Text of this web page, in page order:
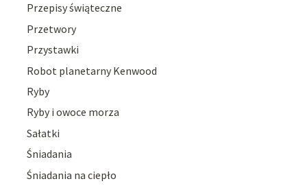
Przepisy świąteczne
Przetwory
Przystawki
Robot planetarny Kenwood
Ryby
Ryby i owoce morza
Sałatki
Śniadania
Śniadania na ciepło